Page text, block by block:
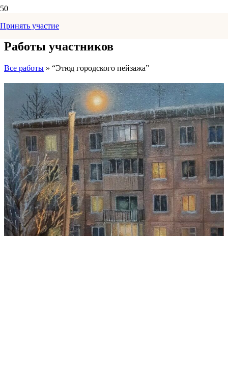
Принять участие
Работы участников
Все работы » “Этюд городского пейзажа”